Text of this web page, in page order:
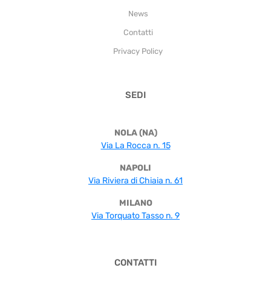
News
Contatti
Privacy Policy
SEDI
NOLA (NA)
Via La Rocca n. 15
NAPOLI
Via Riviera di Chiaia n. 61
MILANO
Via Torquato Tasso n. 9
CONTATTI